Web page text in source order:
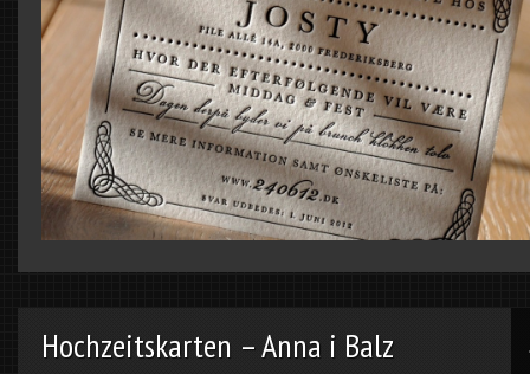
Hochzeitskarten – Anna i Balz